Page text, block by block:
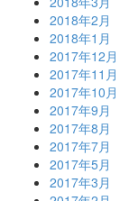
2018年2月
2018年1月
2017年12月
2017年11月
2017年10月
2017年9月
2017年8月
2017年7月
2017年5月
2017年3月